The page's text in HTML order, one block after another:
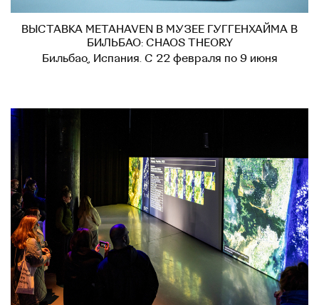
ВЫСТАВКА METAHAVEN В МУЗЕЕ ГУГГЕНХАЙМА В
БИЛЬБАО: CHAOS THEORY
Бильбао, Испания. С 22 февраля по 9 июня